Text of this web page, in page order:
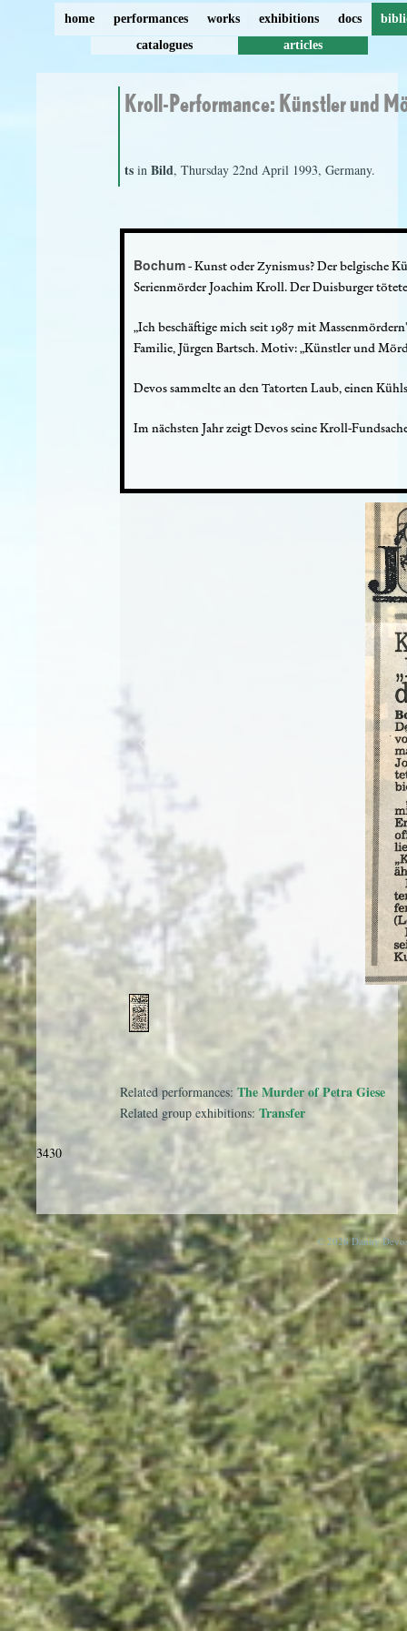
home performances works exhibitions docs
catalogues
articles
Kroll-Performance: Künstler und
ts in Bild, Thursday 22nd April 1993, Germany.
Bochum- Kunst oder Zynismus? Der belgische
Serienmörder Joachim Kroll. Der Duisburger
„Ich beschäftige mich seit 1987 mit
Familie, Jürgen Bartsch. Motiv: „Künstler und
Devos sammelte an den Tatorten Laub, einen
Im nächsten Jahr zeigt Devos seine Kroll-
Related performances: The Murder of Petra Giese
Related group exhibitions: Transfer
3430
© 2026 Danny